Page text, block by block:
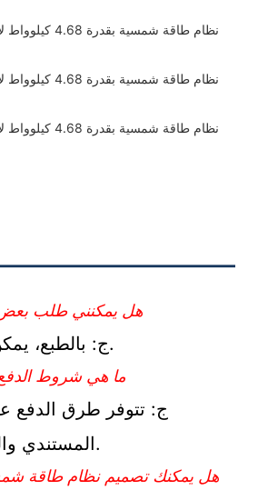
1- هل يمكنني طلب بعض
ج: بالطبع، يمكن قبول العينة هنا.
2- ما هي شروط
ج: تتوفر طرق الدفع
المستندي والتحويل المصرفي.
3- هل يمكنك تصميم نظام طاقة